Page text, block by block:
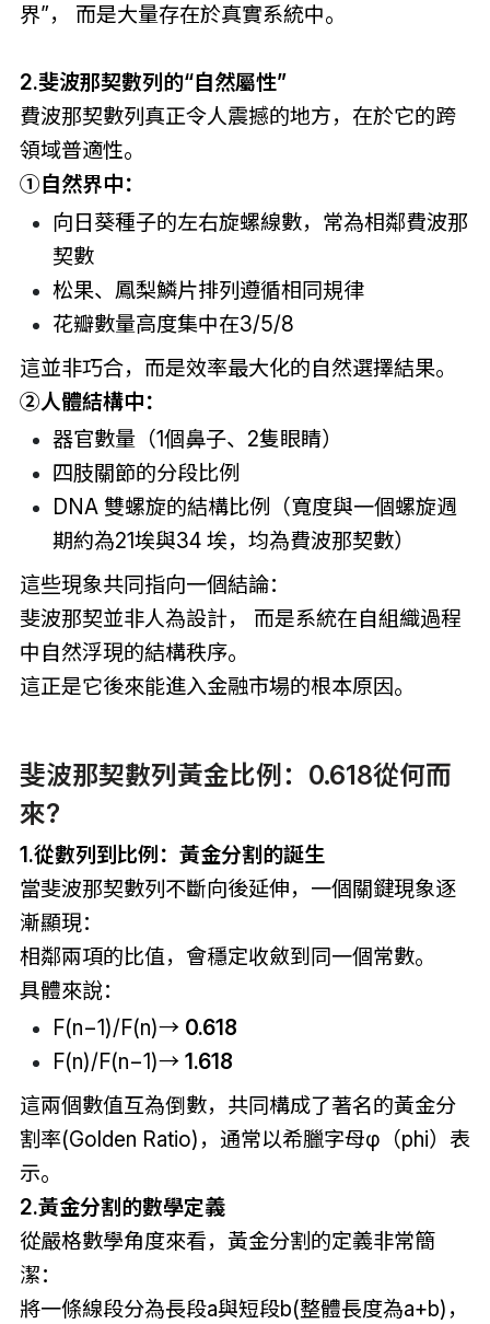
界”， 而是大量存在於真實系統中。
2.斐波那契數列的“自然屬性”
費波那契數列真正令人震撼的地方，在於它的跨
領域普適性。
①自然界中：
向日葵種子的左右旋螺線數，常為相鄰費波那
契數
松果、鳳梨鱗片排列遵循相同規律
花瓣數量高度集中在3/5/8
這並非巧合，而是效率最大化的自然選擇結果。
②人體結構中：
器官數量（1個鼻子、2隻眼睛）
四肢關節的分段比例
DNA 雙螺旋的結構比例（寬度與一個螺旋週
期約為21埃與34 埃，均為費波那契數）
這些現象共同指向一個結論：
斐波那契並非人為設計， 而是系統在自組織過程
中自然浮現的結構秩序。
這正是它後來能進入金融市場的根本原因。
斐波那契數列黃金比例：0.618從何而
來?
1.從數列到比例：黃金分割的誕生
當斐波那契數列不斷向後延伸，一個關鍵現象逐
漸顯現：
相鄰兩項的比值，會穩定收斂到同一個常數。
具體來說：
F(n−1)/F(n)→ 0.618
F(n)/F(n−1)→ 1.618
這兩個數值互為倒數，共同構成了著名的黃金分
割率(Golden Ratio)，通常以希臘字母φ（phi）表
示。
2.黃金分割的數學定義
從嚴格數學角度來看，黃金分割的定義非常簡
潔：
將一條線段分為長段a與短段b(整體長度為a+b)，